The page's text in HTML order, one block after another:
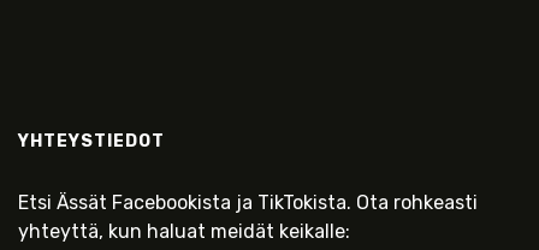
YHTEYSTIEDOT
Etsi Ässät Facebookista ja TikTokista. Ota rohkeasti
yhteyttä, kun haluat meidät keikalle: